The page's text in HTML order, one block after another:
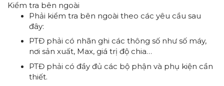
Kiểm tra bên ngoài
Phải kiểm tra bên ngoài theo các yêu cầu sau
đây:
PTĐ phải có nhãn ghi các thông số như số máy,
nơi sản xuất, Max, giá trị độ chia…
PTĐ phải có đầy đủ các bộ phận và phụ kiện cần
thiết.